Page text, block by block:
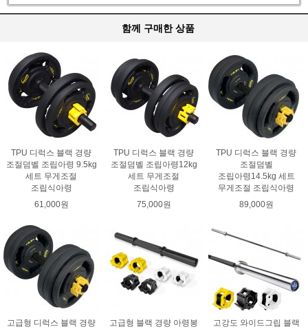
함께 구매한 상품
TPU 디럭스 블랙 경량
조절덤벨 조립아령 9.5kg
세트 무게조절
조립식아령
61,000원
TPU 디럭스 블랙 경량
조절덤벨 조립아령12kg
세트 무게조절
조립식아령
75,000원
TPU 디럭스 블랙 경량
조절덤벨
조립아령14.5kg 세트
무게조절 조립식아령
89,000원
고급형 디럭스 블랙 경량
고급형 블랙 경량 아령봉
고강도 와이드그립 블랙